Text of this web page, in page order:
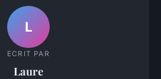
L
ECRIT PAR
Laure